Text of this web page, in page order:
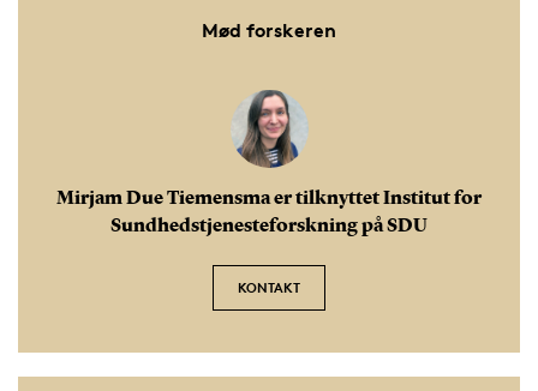
Mød forskeren
Mirjam Due Tiemensma er tilknyttet Institut for
Sundhedstjenesteforskning på SDU
KONTAKT